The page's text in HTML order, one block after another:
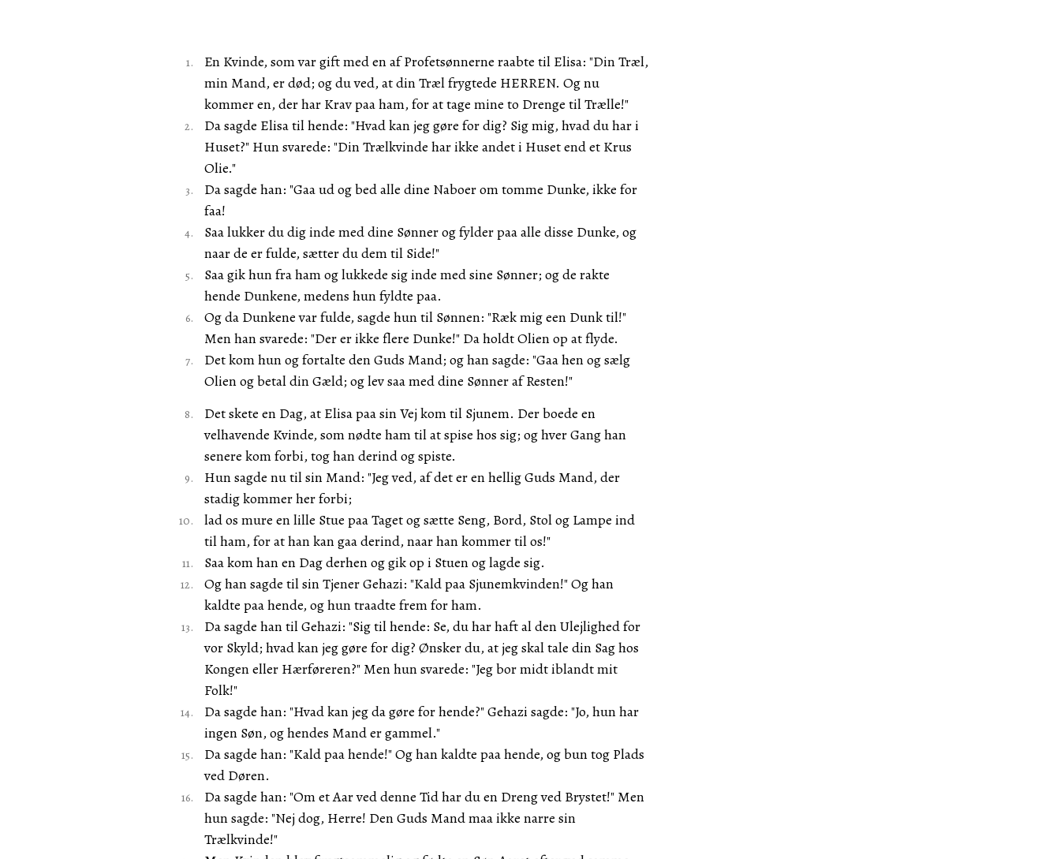
En Kvinde, som var gift med en af Profetsønnerne raabte til Elisa: "Din Træl,
min Mand, er død; og du ved, at din Træl frygtede HERREN. Og nu
kommer en, der har Krav paa ham, for at tage mine to Drenge til Trælle!"
Da sagde Elisa til hende: "Hvad kan jeg gøre for dig? Sig mig, hvad du har i
Huset?" Hun svarede: "Din Trælkvinde har ikke andet i Huset end et Krus
Olie."
Da sagde han: "Gaa ud og bed alle dine Naboer om tomme Dunke, ikke for
faa!
Saa lukker du dig inde med dine Sønner og fylder paa alle disse Dunke, og
naar de er fulde, sætter du dem til Side!"
Saa gik hun fra ham og lukkede sig inde med sine Sønner; og de rakte
hende Dunkene, medens hun fyldte paa.
Og da Dunkene var fulde, sagde hun til Sønnen: "Ræk mig een Dunk til!"
Men han svarede: "Der er ikke flere Dunke!" Da holdt Olien op at flyde.
Det kom hun og fortalte den Guds Mand; og han sagde: "Gaa hen og sælg
Olien og betal din Gæld; og lev saa med dine Sønner af Resten!"
Det skete en Dag, at Elisa paa sin Vej kom til Sjunem. Der boede en
velhavende Kvinde, som nødte ham til at spise hos sig; og hver Gang han
senere kom forbi, tog han derind og spiste.
Hun sagde nu til sin Mand: "Jeg ved, af det er en hellig Guds Mand, der
stadig kommer her forbi;
lad os mure en lille Stue paa Taget og sætte Seng, Bord, Stol og Lampe ind
til ham, for at han kan gaa derind, naar han kommer til os!"
Saa kom han en Dag derhen og gik op i Stuen og lagde sig.
Og han sagde til sin Tjener Gehazi: "Kald paa Sjunemkvinden!" Og han
kaldte paa hende, og hun traadte frem for ham.
Da sagde han til Gehazi: "Sig til hende: Se, du har haft al den Ulejlighed for
vor Skyld; hvad kan jeg gøre for dig? Ønsker du, at jeg skal tale din Sag hos
Kongen eller Hærføreren?" Men hun svarede: "Jeg bor midt iblandt mit
Folk!"
Da sagde han: "Hvad kan jeg da gøre for hende?" Gehazi sagde: "Jo, hun har
ingen Søn, og hendes Mand er gammel."
Da sagde han: "Kald paa hende!" Og han kaldte paa hende, og bun tog Plads
ved Døren.
Da sagde han: "Om et Aar ved denne Tid har du en Dreng ved Brystet!" Men
hun sagde: "Nej dog, Herre! Den Guds Mand maa ikke narre sin
Trælkvinde!"